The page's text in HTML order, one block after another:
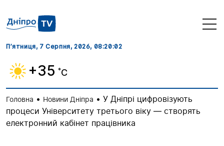
П’ятниця, 7 Серпня, 2026, 08:20:03
+35 ˚C
Головна • Новини Дніпра • У Дніпрі цифровізують
процеси Університету третього віку — створять
електронний кабінет працівника